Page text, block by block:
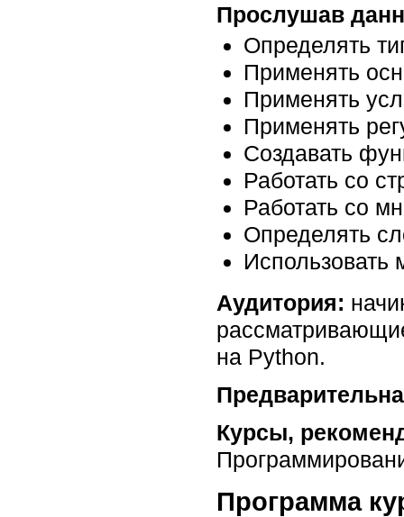
Прослушав
Определять
Применять
Применять
Применять
Создавать
Работать со
Работать со
Определять
Использовать
Аудитория:
на Python.
Курсы,
Программа